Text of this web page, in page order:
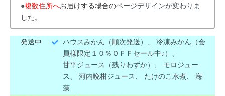
●複数住所へお届けする場合のページデザインが変わりま
した。
発送中 ハウスみかん（順次発送） 、冷凍みかん（会
員様限定１０％ＯＦＦセール中♪）
甘平ジュース（残りわずか）
モロジュー
ス
、河内晩柑ジュース たけのこ水煮 、海
藻